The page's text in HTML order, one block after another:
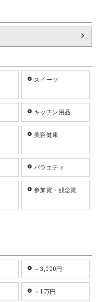
スイーツ
キッチン用品
美容健康
バラエティ
参加賞・残念賞
～3,000円
～1万円